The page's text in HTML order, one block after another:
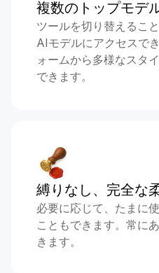
複数のトップモデ
ツールを切り替えるこ
AIモデルにアクセスで
ォームから多様なスタ
できます。
縛りなし、完全な
必要に応じて、たまに
こともできます。常に
きます。